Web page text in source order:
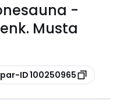
-
Musta
ID 100250965